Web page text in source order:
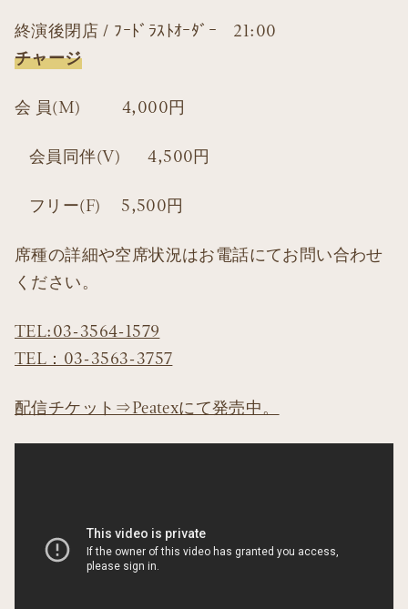
終演後閉店 / ﾌｰﾄﾞﾗｽﾄｵｰﾀﾞｰ 21:00
チャージ
会 員(M) 4,000円
会員同伴(V) 4,500円
フリー(F) 5,500円
席種の詳細や空席状況はお電話にてお問い合わせ
ください。
TEL:03-3564-1579
TEL：03-3563-3757
配信チケット⇒Peatexにて発売中。